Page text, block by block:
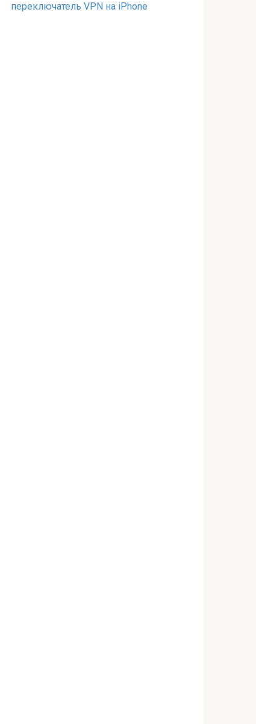
переключатель VPN на iPhone